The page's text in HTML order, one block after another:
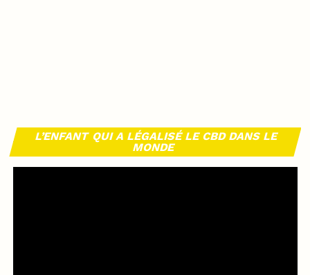
L’ENFANT QUI A LÉGALISÉ LE CBD DANS LE
MONDE